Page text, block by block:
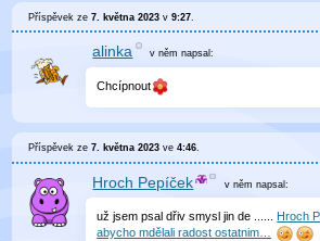
Příspěvek ze7. května 2023 v9:27
alinka v němnapsal:
Chcípnout
Příspěvek ze7. května 2023 ve4:46
Hroch Pepíček v něm napsal:
už jsem psal dřiv smysl jin de ......
Hroch
abycho mdělali radost ostatnim…